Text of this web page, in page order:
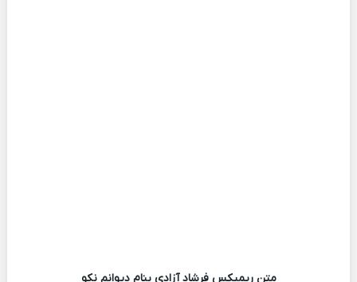
متن ریمیکس فرشاد آزادی بنام دیوانم نکو